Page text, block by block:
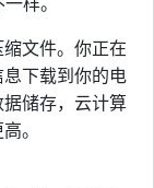
文件。你正在
下载到你的电
储存，云计算
。